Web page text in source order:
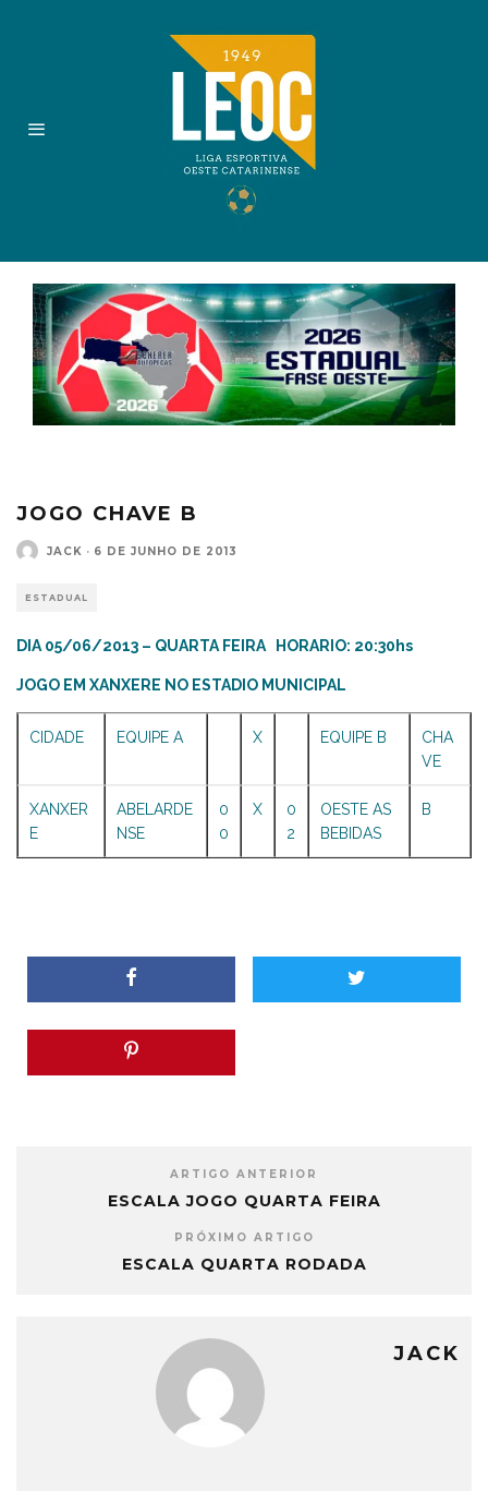
JOGO CHAVE B
JACK · 6 DE JUNHO DE 2013
ESTADUAL
DIA 05/06/2013 – QUARTA FEIRA HORARIO: 20:30hs
JOGO EM XANXERE NO ESTADIO MUNICIPAL
CIDADE EQUIPE A X EQUIPE B
CHA
VE
XANXER
E
ABELARDE
NSE
0
0
X
0
2
OESTE AS
BEBIDAS
B
ARTIGO ANTERIOR
ESCALA JOGO QUARTA FEIRA
PRÓXIMO ARTIGO
ESCALA QUARTA RODADA
JACK